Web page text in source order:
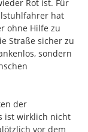
Rot ist. Für
hat
ohne Hilfe zu
Straße sicher zu
sondern
der
ist wirklich nicht
vor dem